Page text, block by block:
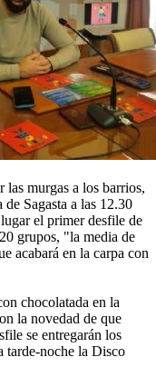
las murgas a los barrios,
Sagasta a las 12.30
el primer desfile de
grupos, "la media de
acabará en la carpa con
chocolatada en la
la novedad de que
se entregarán los
tarde-noche la Disco